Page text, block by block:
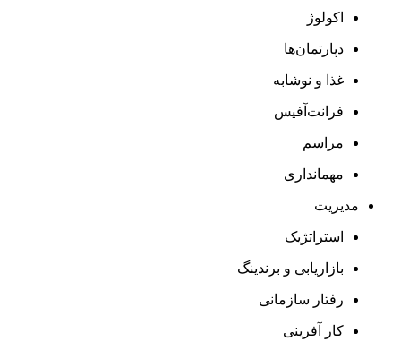
اکولوژ
دپارتمان‌ها
غذا و نوشابه
فرانت‌آفیس
مراسم
مهمانداری
مدیریت
استراتژیک
بازاریابی و برندینگ
رفتار سازمانی
کار آفرینی